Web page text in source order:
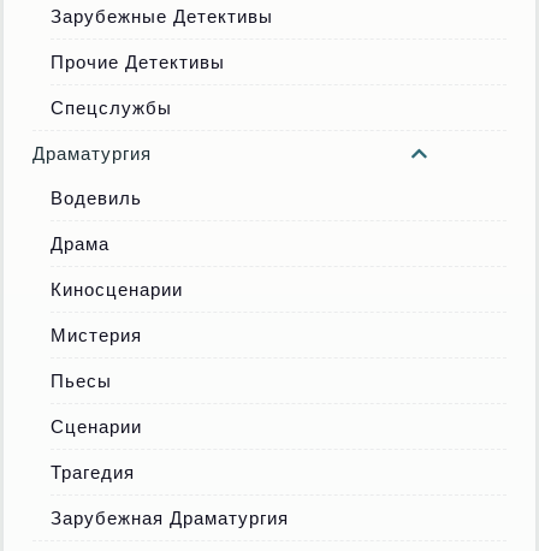
Зарубежные Детективы
Прочие Детективы
Спецслужбы
Драматургия
Водевиль
Драма
Киносценарии
Мистерия
Пьесы
Сценарии
Трагедия
Зарубежная Драматургия